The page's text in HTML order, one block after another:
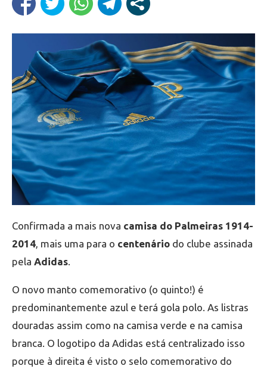
Confirmada a mais nova camisa do Palmeiras 1914-
2014 , mais uma para o centenário do clube assinada
pela Adidas
O novo manto comemorativo (o quinto!) é
predominantemente azul e terá gola polo. As listras
douradas assim como na camisa verde e na camisa
branca. O logotipo da Adidas está centralizado isso
porque à direita é visto o selo comemorativo do